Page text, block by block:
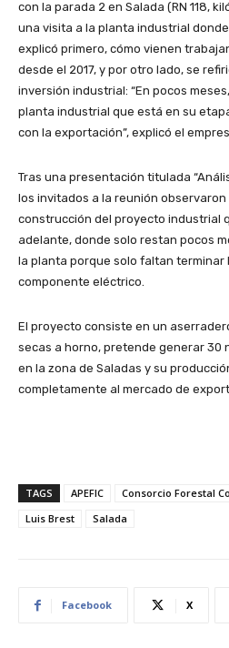
con la parada 2 en Salada (RN 118,
una visita a la planta industrial
explicó primero, cómo vienen
desde el 2017, y por otro lado, se
inversión industrial: “En pocos
planta industrial que está en su
con la exportación”, explicó el
Tras una presentación titulada
los invitados a la reunión
construcción del proyecto industrial
adelante, donde solo restan pocos
la planta porque solo faltan terminar
componente eléctrico.
El proyecto consiste en un
secas a horno, pretende generar 30
en la zona de Saladas y su
completamente al mercado de
TAGS APEFIC Consorcio Forestal
Luis Brest
Salada
Facebook X